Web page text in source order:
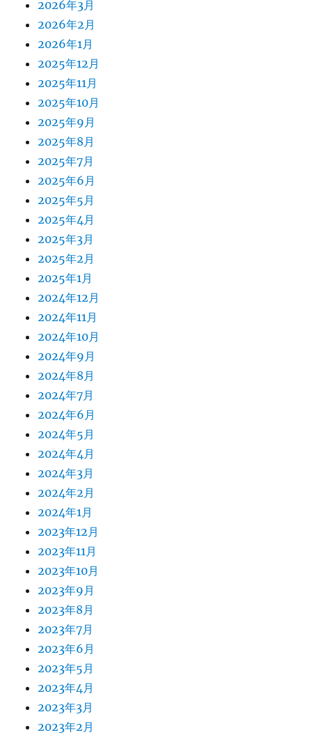
2026年3月
2026年2月
2026年1月
2025年12月
2025年11月
2025年10月
2025年9月
2025年8月
2025年7月
2025年6月
2025年5月
2025年4月
2025年3月
2025年2月
2025年1月
2024年12月
2024年11月
2024年10月
2024年9月
2024年8月
2024年7月
2024年6月
2024年5月
2024年4月
2024年3月
2024年2月
2024年1月
2023年12月
2023年11月
2023年10月
2023年9月
2023年8月
2023年7月
2023年6月
2023年5月
2023年4月
2023年3月
2023年2月